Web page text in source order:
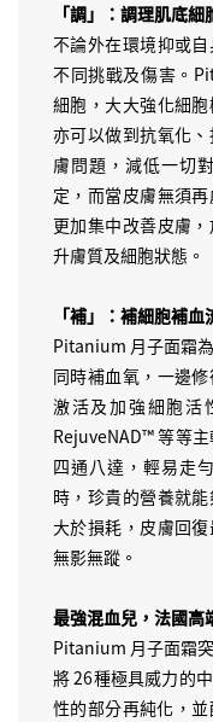
「調」：調理肌底
不論外在環境抑或
不同挑戰及傷害。
細胞，大大強化細
亦可以做到抗氧化
膚問題，減低一切
定，而當皮膚無須
更加集中改善皮膚
升膚質及細胞狀態。
「補」：補細胞補
Pitanium 月子面霜
同時補血氧，一邊
激活及加強細胞活
RejuveNAD™️ 等等
四通八達，輕易走
時，珍貴的營養就
大於損耗，皮膚回
無影無蹤。
最強混血兒，法國高
Pitanium 月子面霜
將 26種極具威力的
性的部分再純化，